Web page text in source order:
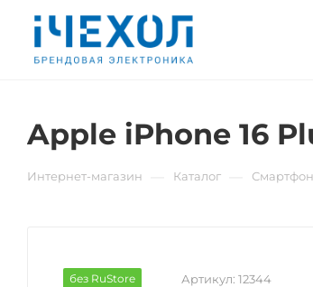
Apple iPhone 16
Интернет-магазин Каталог
без RuStore Артикул: 12344